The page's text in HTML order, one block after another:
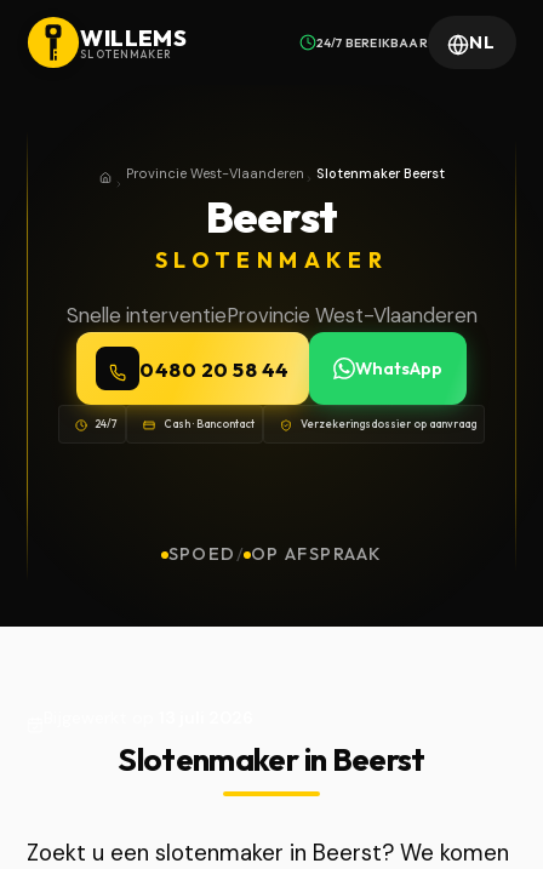
WILLEMS
SLOTENMAKER
24/7 BEREIKBAAR NL
HomeProvincie West-Vlaanderen
Provincie West-Vlaanderen Slotenmaker Beerst
Beerst
SLOTENMAKER
Snelle interventieProvincie West-Vlaanderen
0480 20 58 44 WhatsApp
24/7 Cash · Bancontact Verzekeringsdossier op aanvraag
SPOED / OP AFSPRAAK
Slotenmaker in Beerst
Zoekt u een slotenmaker in Beerst? We komen